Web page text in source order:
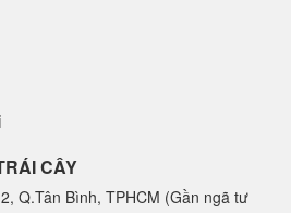
CÂY
Q.Tân Bình, TPHCM (Gần ngã tư